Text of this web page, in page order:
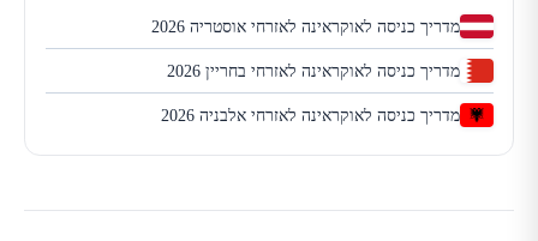
מדריך כניסה לאוקראינה לאזרחי אוסטריה 2026
מדריך כניסה לאוקראינה לאזרחי בחריין 2026
מדריך כניסה לאוקראינה לאזרחי אלבניה 2026